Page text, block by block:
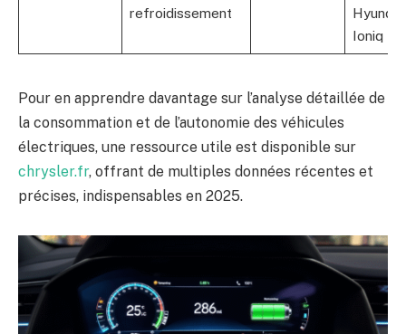
refroidissement
Hyundai
Ioniq 5
Pour en apprendre davantage sur l’analyse détaillée de
la consommation et de l’autonomie des véhicules
électriques, une ressource utile est disponible sur
chrysler.fr, offrant de multiples données récentes et
précises, indispensables en 2025.